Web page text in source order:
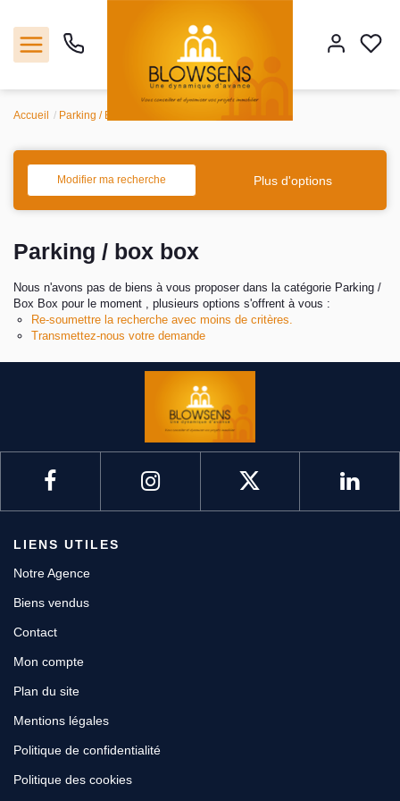
Ventes
Outils
Estimation
Nos services
Accueil Parking / Box
Modifier ma recherche Plus d'options
Parking / box box
Nous n'avons pas de biens à vous proposer dans la catégorie Parking /
Box Box pour le moment , plusieurs options s'offrent à vous :
Re-soumettre la recherche avec moins de critères.
Transmettez-nous votre demande
LIENS UTILES
Notre Agence
Biens vendus
Contact
Mon compte
Plan du site
Mentions légales
Politique de confidentialité
Politique des cookies